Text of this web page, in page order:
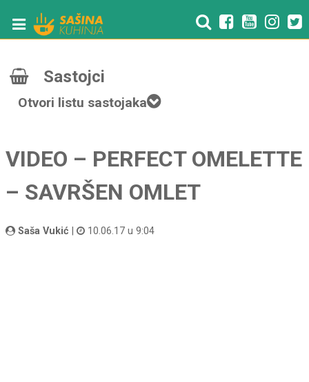
Sastojci
Otvori listu sastojaka
VIDEO – PERFECT OMELETTE
– SAVRŠEN OMLET
Saša Vukić 10.06.17 u 9:04